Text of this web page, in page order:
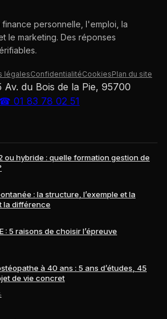
finance personnelle, l'emploi, la
le marketing. Des réponses
légalesConfidentialitéCookiesPlan du site
Av. du Bois de la Pie, 95700
☎ 01 83 78 02 51
ou hybride : quelle formation gestion de
: la structure, l’exemple et la
la différence
: 5 raisons de choisir l’épreuve
à 40 ans : 5 ans d’études, 45
de vie concret